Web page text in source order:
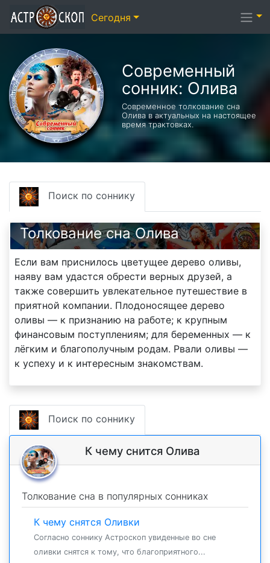
Современный
сонник: Олива
Современное толкование сна
Олива в актуальных на настоящее
время трактовках.
Поиск по соннику
Толкование сна Олива
Если вам приснилось цветущее дерево оливы,
наяву вам удастся обрести верных друзей, а
также совершить увлекательное путешествие в
приятной компании. Плодоносящее дерево
оливы — к признанию на работе; к крупным
финансовым поступлениям; для беременных — к
лёгким и благополучным родам. Рвали оливы —
к успеху и к интересным знакомствам.
Поиск по соннику
К чему снится Олива
Толкование сна в популярных сонниках
К чему снятся Оливки
Согласно соннику Астроскоп увиденные во сне
оливки снятся к тому, что благоприятного...
Сегодня